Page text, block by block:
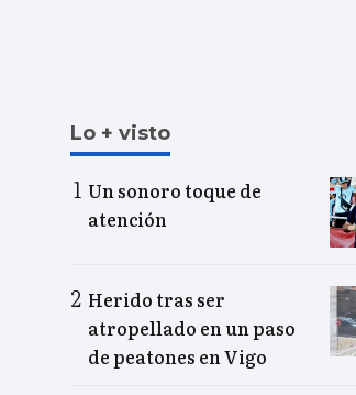
Lo + visto
Un sonoro toque de
atención
Herido tras ser
atropellado en un paso
de peatones en Vigo